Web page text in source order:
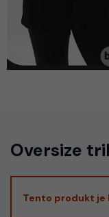
Oversize
Tento produkt je